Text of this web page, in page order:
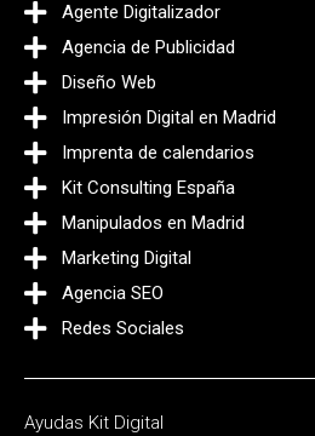
Agente Digitalizador
Agencia de Publicidad
Diseño Web
Impresión Digital en Madrid
Imprenta de calendarios
Kit Consulting España
Manipulados en Madrid
Marketing Digital
Agencia SEO
Redes Sociales
Ayudas Kit Digital